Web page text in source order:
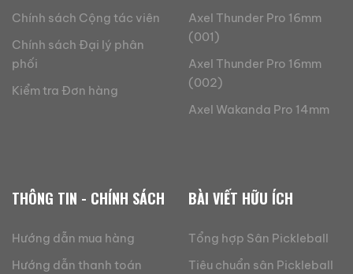
Chính sách Cộng tác viên
Chính sách Đại lý phân
phối
Kiểm tra Đơn hàng
Axel Thunder Pro 16mm
(001)
Axel Thunder Pro 16mm
(002)
Axel Wakanda Pro 14mm
THÔNG TIN - CHÍNH SÁCH
Hướng dẫn mua hàng
Hướng dẫn thanh toán
BÀI VIẾT HỮU ÍCH
Tổng hợp Sân Pickleball
Tiêu chuẩn sân Pickleball